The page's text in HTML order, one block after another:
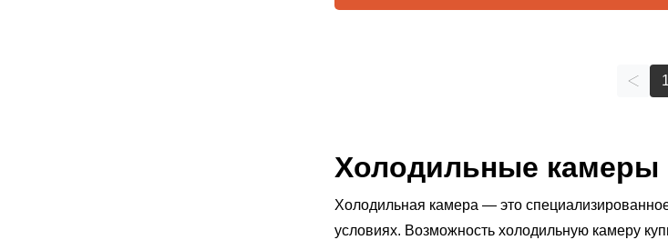
Холодильные камеры
Холодильная камера — это
условиях. Возможность холодильную камеру